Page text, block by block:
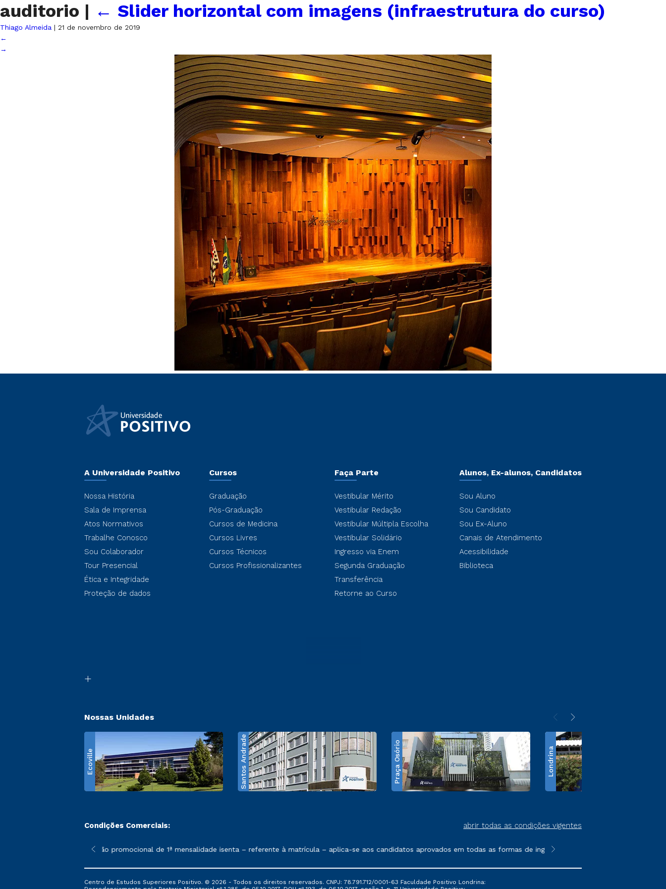
auditorio | ← Slider horizontal com imagens (infraestrutura do curso)
Thiago Almeida | 21 de novembro de 2019
←
→
A Universidade Positivo
Nossa História
Sala de Imprensa
Atos Normativos
Trabalhe Conosco
Sou Colaborador
Tour Presencial
Ética e Integridade
Proteção de dados
Cursos
Graduação
Pós-Graduação
Cursos de Medicina
Cursos Livres
Cursos Técnicos
Cursos Profissionalizantes
Faça Parte
Vestibular Mérito
Vestibular Redação
Vestibular Múltipla Escolha
Vestibular Solidário
Ingresso via Enem
Segunda Graduação
Transferência
Retorne ao Curso
Alunos, Ex-alunos, Candidatos
Sou Aluno
Sou Candidato
Sou Ex-Aluno
Canais de Atendimento
Acessibilidade
Biblioteca
Nossas Unidades
Ecoville Santos Andrade Praça Osório Londrina
Condições Comerciais: abrir todas as condições vigentes
sofrer alterações nos períodos de rematrícula conforme exposto no contrato de prestação de serviços
*A condição promocional de 1ª mensalidade isenta – referente à matrícula – aplica-se aos candidatos aprovados em todas as formas de ingresso, exceto na prova on-line ou
**Semipresencial é um formato do
Centro de Estudos Superiores Positivo. © 2026 - Todos os direitos reservados. CNPJ: 78.791.712/0001-63 Faculdade Positivo Londrina: